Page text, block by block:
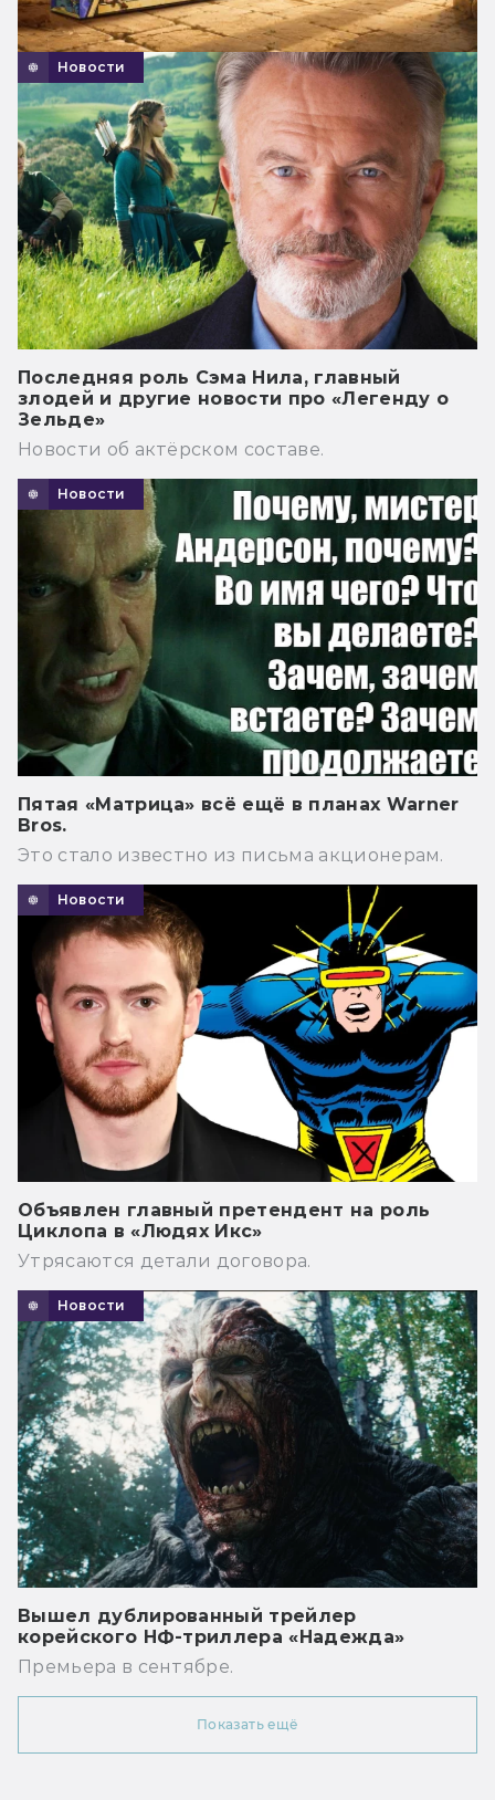
Новости
Последняя роль Сэма Нила, главный
злодей и другие новости про «Легенду о
Зельде»
Новости об актёрском составе.
Новости
Пятая «Матрица» всё ещё в планах Warner
Bros.
Это стало известно из письма акционерам.
Новости
Объявлен главный претендент на роль
Циклопа в «Людях Икс»
Утрясаются детали договора.
Новости
Вышел дублированный трейлер
корейского НФ-триллера «Надежда»
Премьера в сентябре.
Показать ещё